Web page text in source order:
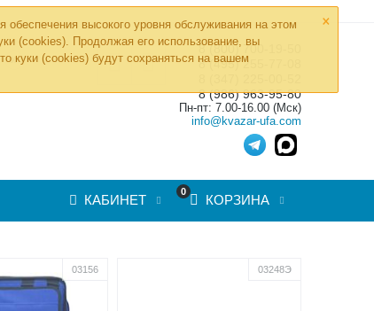
×
обеспечения высокого уровня обслуживания на этом
(cookies). Продолжая его использование, вы
куки (cookies) будут сохраняться на вашем
»
8 (800) 700-19-50
8 (495) 255-77-08
8 (986) 963-95-80
Пн-пт: 7.00-16.00 (Мск)
info@kvazar-ufa.com
0
КОРЗИНА
КАБИНЕТ
03156 03248Э